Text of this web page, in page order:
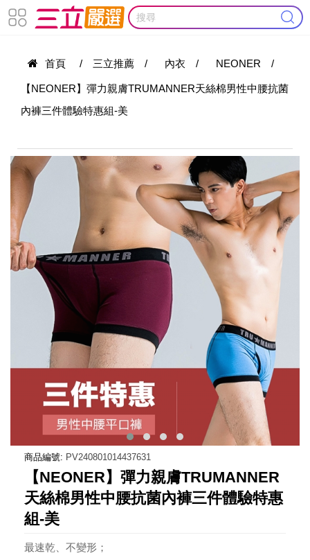
首頁 / 三立推薦 / 內衣 / NEONER /
【NEONER】彈力親膚TRUMANNER天絲棉男性中腰抗菌
內褲三件體驗特惠組-美
商品編號: PV240801014437631
【NEONER】彈力親膚TRUMANNER
天絲棉男性中腰抗菌內褲三件體驗特惠
組-美
最速乾、不變形；